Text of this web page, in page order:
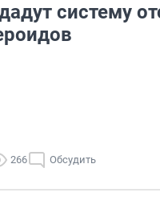
систему
266 Обсудить